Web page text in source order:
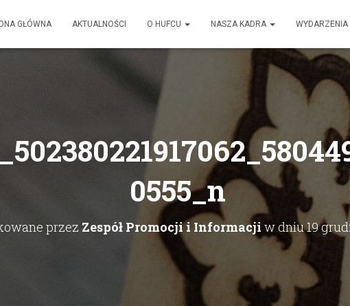
GŁÓWNA AKTUALNOŚCI O HUFCU NASZA KADRA WYDARZENIA
0555_n
przez Zespół Promocji i Informacji w dniu19